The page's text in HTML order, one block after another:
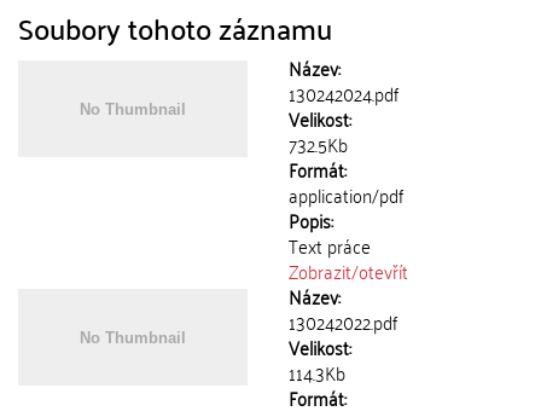
Soubory tohoto záznamu
Název:
130242024.pdf
Velikost:
732.5Kb
Formát:
application/pdf
Popis:
Text práce
Zobrazit/otevřít
Název:
130242022.pdf
Velikost:
114.3Kb
Formát: